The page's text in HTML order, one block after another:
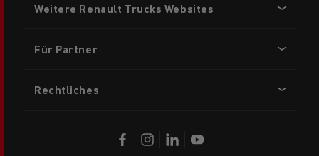
menu
Weitere Renault Trucks Websites
Für Partner
Rechtliches